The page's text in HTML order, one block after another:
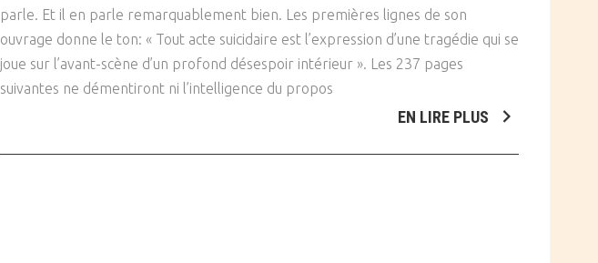
parle. Et il en parle remarquablement bien. Les premières lignes de son
ouvrage donne le ton: « Tout acte suicidaire est l’expression d’une tragédie qui se
joue sur l’avant-scène d’un profond désespoir intérieur ». Les 237 pages
suivantes ne démentiront ni l’intelligence du propos
EN LIRE PLUS